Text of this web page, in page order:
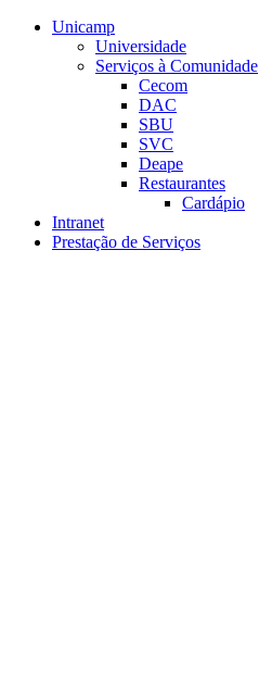
Conteúdo principal
Unicamp
Universidade
Serviços à Comunidade
Cecom
DAC
SBU
SVC
Deape
Restaurantes
Cardápio
Intranet
Prestação de Serviços